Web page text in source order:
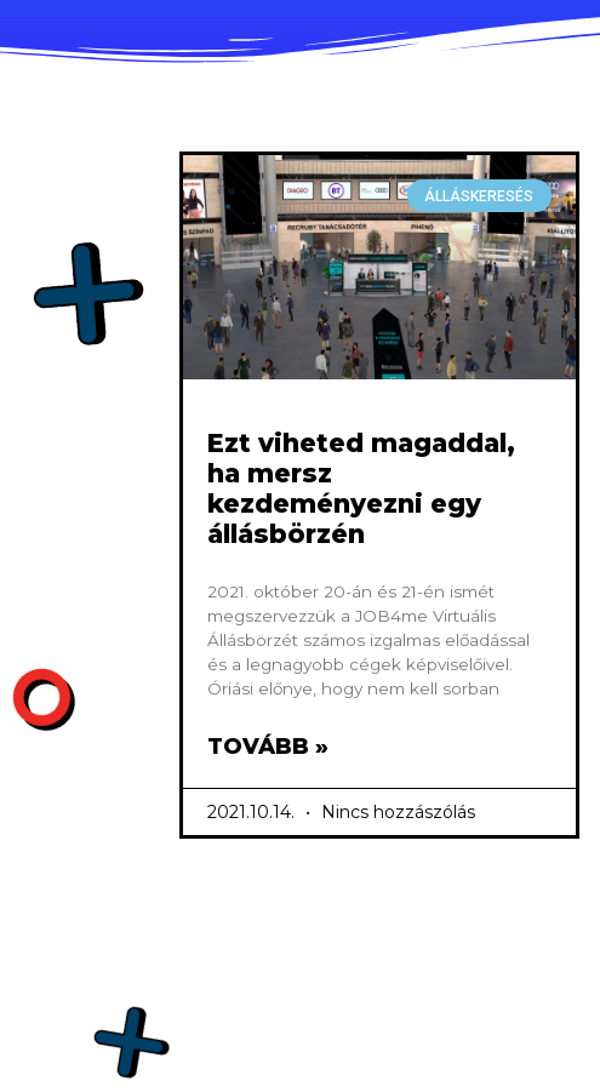
ÁLLÁSKERESÉS
Ezt viheted magaddal,
ha mersz
kezdeményezni egy
állásbörzén
2021. október 20-án és 21-én ismét
megszervezzük a JOB4me Virtuális
Állásbörzét számos izgalmas előadással
és a legnagyobb cégek képviselőivel.
Óriási előnye, hogy nem kell sorban
TOVÁBB »
2021.10.14. Nincs hozzászólás